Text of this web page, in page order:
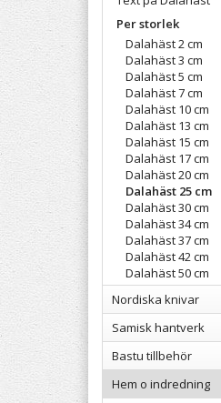
Per storlek
Dalahäst 2 cm
Dalahäst 3 cm
Dalahäst 5 cm
Dalahäst 7 cm
Dalahäst 10 cm
Dalahäst 13 cm
Dalahäst 15 cm
Dalahäst 17 cm
Dalahäst 20 cm
Dalahäst 25 cm
Dalahäst 30 cm
Dalahäst 34 cm
Dalahäst 37 cm
Dalahäst 42 cm
Dalahäst 50 cm
Nordiska knivar
Samisk hantverk
Bastu tillbehör
Hem o indredning